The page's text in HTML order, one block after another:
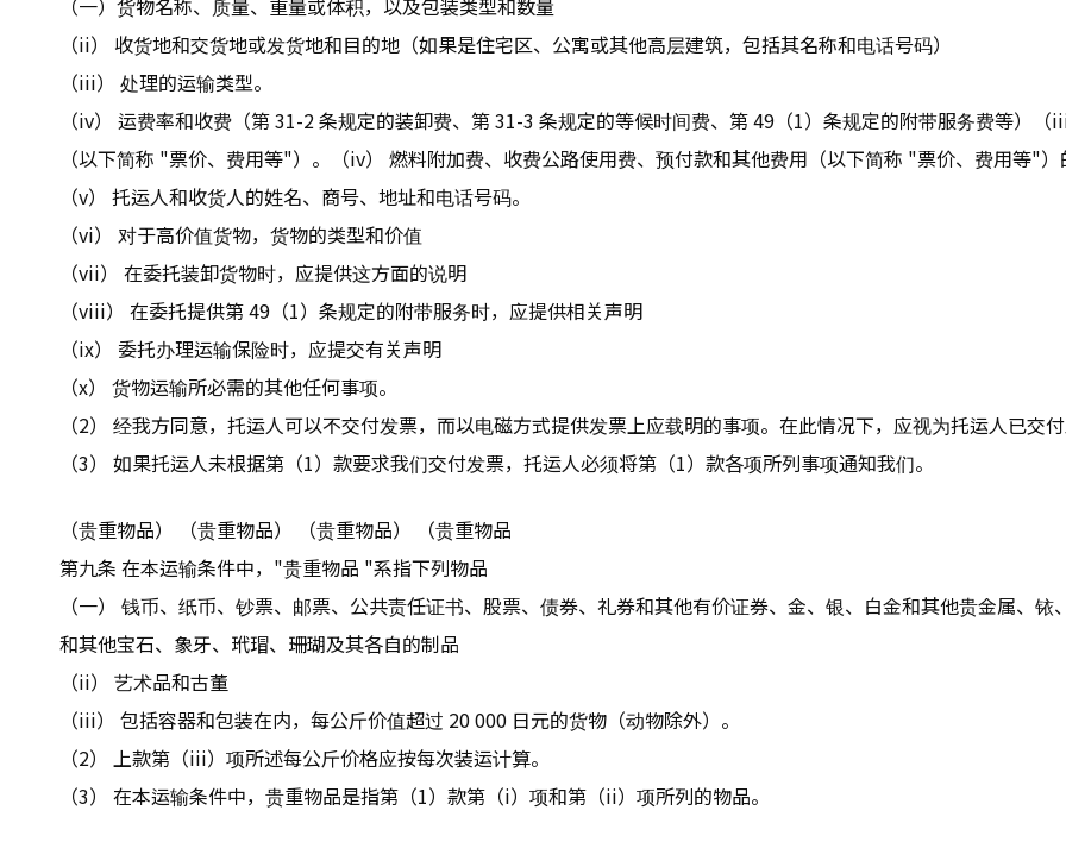
（一）货物名称、质量、重量或体积，以及包装类型和数量
（ii） 收货地和交货地或发货地和目的地（如果是住宅区、公寓或其他高层建筑，包括其名称和电话号码）
（iii） 处理的运输类型。
（iv） 运费率和收费（第 31-2 条规定的装卸费、第 31-3 条规定的等候时间费、第 49（1）条规定的附带服务费等）
（以下简称 "票价、费用等"）。（iv） 燃料附加费、收费公路使用费、预付款和其他费用（以下简称 "票价、费用等"
（v） 托运人和收货人的姓名、商号、地址和电话号码。
（vi） 对于高价值货物，货物的类型和价值
（vii） 在委托装卸货物时，应提供这方面的说明
（viii） 在委托提供第 49（1）条规定的附带服务时，应提供相关声明
（ix） 委托办理运输保险时，应提交有关声明
（x） 货物运输所必需的其他任何事项。
（2） 经我方同意，托运人可以不交付发票，而以电磁方式提供发票上应载明的事项。在此情况下，应视为托运人已交付
（3） 如果托运人未根据第（1）款要求我们交付发票，托运人必须将第（1）款各项所列事项通知我们。
（贵重物品） （贵重物品） （贵重物品） （贵重物品
第九条 在本运输条件中，"贵重物品 "系指下列物品
（一） 钱币、纸币、钞票、邮票、公共责任证书、股票、债券、礼券和其他有价证券、金、银、白金和其他贵金属、
和其他宝石、象牙、玳瑁、珊瑚及其各自的制品
（ii） 艺术品和古董
（iii） 包括容器和包装在内，每公斤价值超过 20 000 日元的货物（动物除外）。
（2） 上款第（iii）项所述每公斤价格应按每次装运计算。
（3） 在本运输条件中，贵重物品是指第（1）款第（i）项和第（ii）项所列的物品。